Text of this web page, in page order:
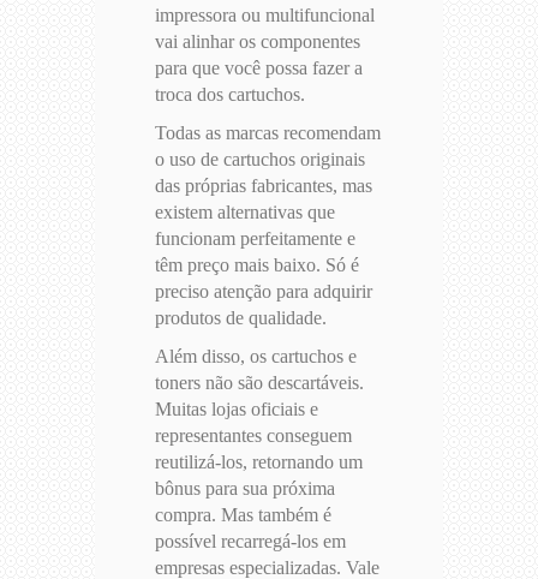
impressora ou multifuncional
vai alinhar os componentes
para que você possa fazer a
troca dos cartuchos.
Todas as marcas recomendam
o uso de cartuchos originais
das próprias fabricantes, mas
existem alternativas que
funcionam perfeitamente e
têm preço mais baixo. Só é
preciso atenção para adquirir
produtos de qualidade.
Além disso, os cartuchos e
toners não são descartáveis.
Muitas lojas oficiais e
representantes conseguem
reutilizá-los, retornando um
bônus para sua próxima
compra. Mas também é
possível recarregá-los em
empresas especializadas. Vale